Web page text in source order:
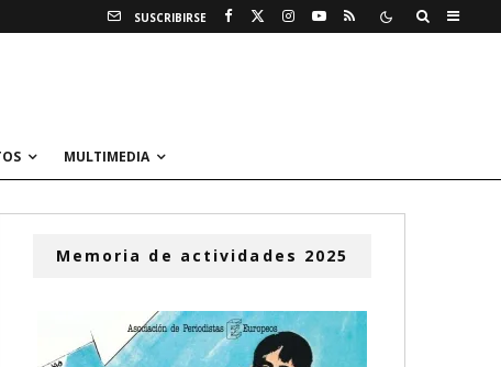
SUSCRIBIRSE
MULTIMEDIA
Memoria de actividades 2025